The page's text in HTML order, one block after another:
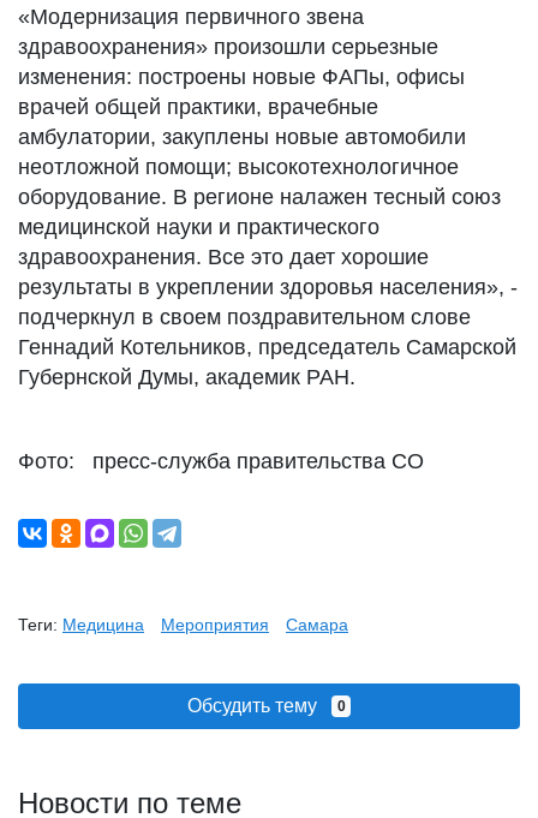
«Модернизация первичного звена
здравоохранения» произошли серьезные
изменения: построены новые ФАПы, офисы
врачей общей практики, врачебные
амбулатории, закуплены новые автомобили
неотложной помощи; высокотехнологичное
оборудование. В регионе налажен тесный союз
медицинской науки и практического
здравоохранения. Все это дает хорошие
результаты в укреплении здоровья населения», -
подчеркнул в своем поздравительном слове
Геннадий Котельников, председатель Самарской
Губернской Думы, академик РАН.
Фото: пресс-служба правительства СО
Теги: Медицина Мероприятия Самара
Обсудить тему 0
Новости по теме